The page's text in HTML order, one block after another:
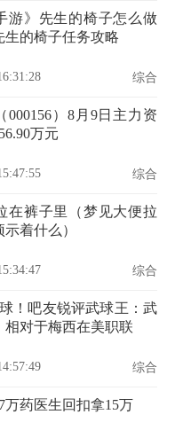
游》先生的椅子怎么做
生的椅子任务攻略
综合
000156）8月9日主力资
万元
综合
在裤子里（梦见大便拉
着什么）
综合
！吧友锐评武球王：武
相对于梅西在美职联
综合
万药医生回扣拿15万